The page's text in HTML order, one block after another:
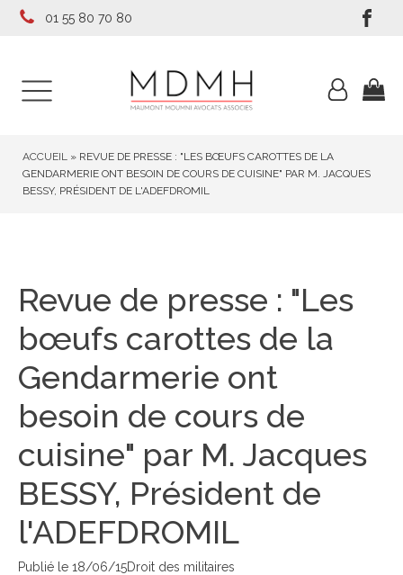
01 55 80 70 80
ACCUEIL » REVUE DE PRESSE : "LES BŒUFS CAROTTES DE LA
GENDARMERIE ONT BESOIN DE COURS DE CUISINE" PAR M. JACQUES
BESSY, PRÉSIDENT DE L'ADEFDROMIL
Revue de presse : "Les
bœufs carottes de la
Gendarmerie ont
besoin de cours de
cuisine" par M. Jacques
BESSY, Président de
l'ADEFDROMIL
Publié le 18/06/15Droit des militaires